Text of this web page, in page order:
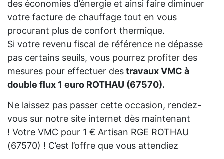
des économies d’énergie et ainsi faire diminuer
votre facture de chauffage tout en vous
procurant plus de confort thermique.
Si votre revenu fiscal de référence ne dépasse
pas certains seuils, vous pourrez profiter des
mesures pour effectuer destravaux VMC à
double flux 1 euro ROTHAU (67570).
Ne laissez pas passer cette occasion, rendez-
vous sur notre site internet dès maintenant
! Votre VMC pour 1 € Artisan RGE ROTHAU
(67570) ! C’est l’offre que vous attendiez